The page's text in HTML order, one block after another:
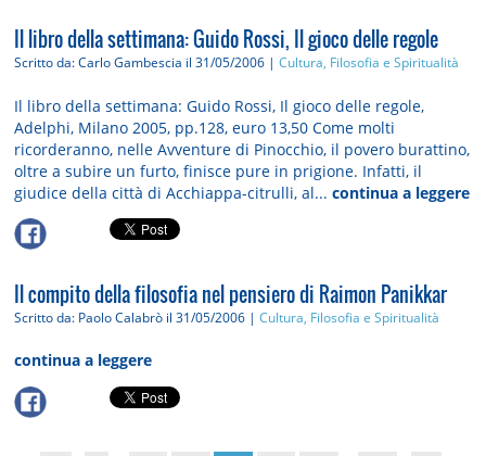
Il libro della settimana: Guido Rossi, Il gioco delle regole
Scritto da: Carlo Gambescia il 31/05/2006 |Cultura, Filosofia e Spiritualità
Il libro della settimana: Guido Rossi, Il gioco delle regole,
Adelphi, Milano 2005, pp.128, euro 13,50 Come molti
ricorderanno, nelle Avventure di Pinocchio, il povero burattino,
oltre a subire un furto, finisce pure in prigione. Infatti, il
giudice della città di Acchiappa-citrulli, al...continua a leggere
Il compito della filosofia nel pensiero di Raimon Panikkar
Scritto da: Paolo Calabrò il 31/05/2006 |Cultura, Filosofia e Spiritualità
continua a leggere